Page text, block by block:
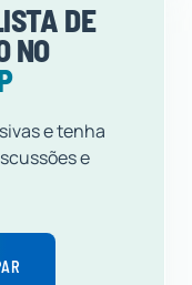
DE
NO
e tenha
e